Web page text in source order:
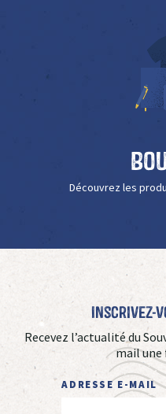
Découvrez les
Inscrivez-
Recevez l’actualité du
mail une
ADRESSE E-MAIL